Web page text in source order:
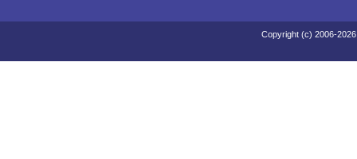
Copyright (c) 2006-